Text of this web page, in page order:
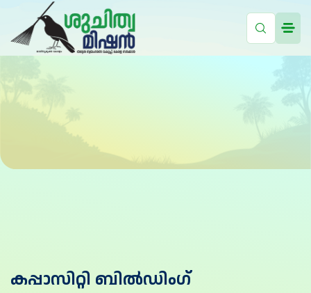
കപ്പാസിറ്റി ബിൽഡിംഗ്